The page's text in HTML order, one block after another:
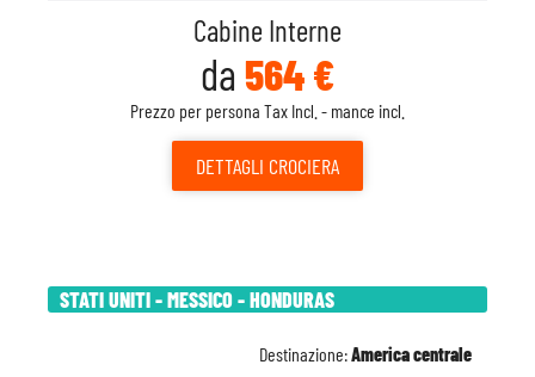
Cabine Interne
da 564 €
Prezzo per persona Tax Incl. - mance incl.
DETTAGLI CROCIERA
STATI UNITI - MESSICO - HONDURAS
Destinazione:America centrale